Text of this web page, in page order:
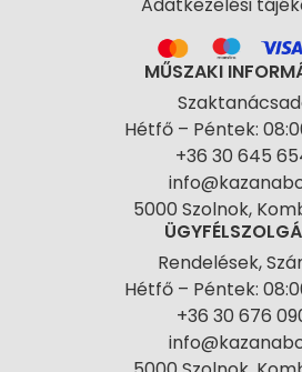
MŰSZAKI
Hétfő – Péntek:
+36 30 645
5000 Szolnok,
Rendelések,
Hétfő – Péntek:
+36 30 676